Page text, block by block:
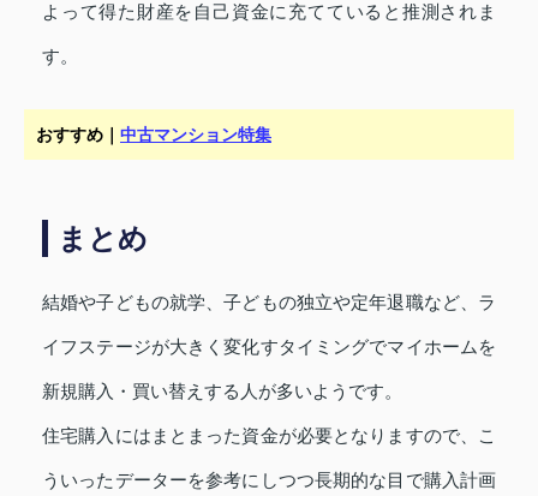
よって得た財産を自己資金に充てていると推測されま
す。
おすすめ｜ 中古マンション特集
まとめ
結婚や子どもの就学、子どもの独立や定年退職など、ラ
イフステージが大きく変化すタイミングでマイホームを
新規購入・買い替えする人が多いようです。
住宅購入にはまとまった資金が必要となりますので、こ
ういったデーターを参考にしつつ長期的な目で購入計画